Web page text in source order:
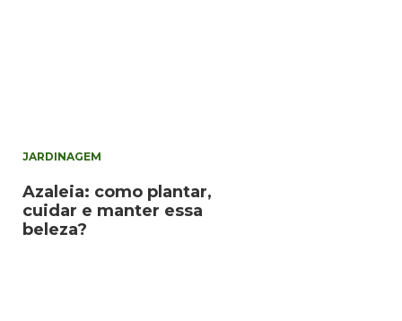
JARDINAGEM
Azaleia: como plantar,
cuidar e manter essa
beleza?